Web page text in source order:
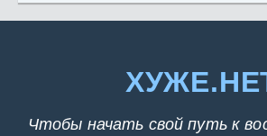
Чтобы начать свой путь к